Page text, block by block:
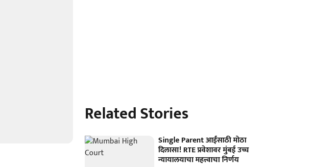
Related Stories
Single Parent आईंसाठी मोठा
दिलासा! RTE प्रवेशावर मुंबई उच्च
न्यायालयाचा महत्त्वाचा निर्णय